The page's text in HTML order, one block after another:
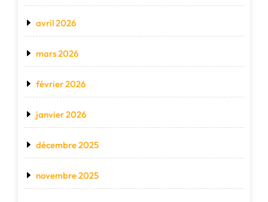
avril 2026
mars 2026
février 2026
janvier 2026
décembre 2025
novembre 2025